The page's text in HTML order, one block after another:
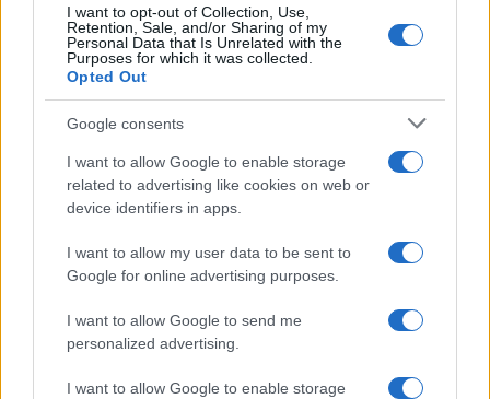
I want to opt-out of Collection, Use,
Retention, Sale, and/or Sharing of my
Personal Data that Is Unrelated with the
Purposes for which it was collected.
Opted Out
Google consents
I want to allow Google to enable storage
related to advertising like cookies on web or
device identifiers in apps.
I want to allow my user data to be sent to
Google for online advertising purposes.
I want to allow Google to send me
personalized advertising.
I want to allow Google to enable storage
Nuova Zelanda: ondata di freddo eccezionale porta
neve a bassa quota
Francesca Lombardi · 4 Ago 2026
PIÙ LETTI
Elettrici e Musica in Sinfonia
Formazza e Valle Antrona
Scoperte carcasse di moto e motori in container